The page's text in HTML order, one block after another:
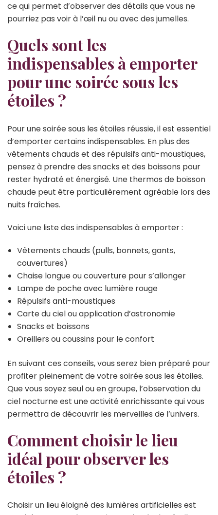
ce qui permet d’observer des détails que vous ne
pourriez pas voir à l’œil nu ou avec des jumelles.
Quels sont les
indispensables à emporter
pour une soirée sous les
étoiles ?
Pour une soirée sous les étoiles réussie, il est essentiel
d’emporter certains indispensables. En plus des
vêtements chauds et des répulsifs anti-moustiques,
pensez à prendre des snacks et des boissons pour
rester hydraté et énergisé. Une thermos de boisson
chaude peut être particulièrement agréable lors des
nuits fraîches.
Voici une liste des indispensables à emporter :
Vêtements chauds (pulls, bonnets, gants,
couvertures)
Chaise longue ou couverture pour s’allonger
Lampe de poche avec lumière rouge
Répulsifs anti-moustiques
Carte du ciel ou application d’astronomie
Snacks et boissons
Oreillers ou coussins pour le confort
En suivant ces conseils, vous serez bien préparé pour
profiter pleinement de votre soirée sous les étoiles.
Que vous soyez seul ou en groupe, l’observation du
ciel nocturne est une activité enrichissante qui vous
permettra de découvrir les merveilles de l’univers.
Comment choisir le lieu
idéal pour observer les
étoiles ?
Choisir un lieu éloigné des lumières artificielles est